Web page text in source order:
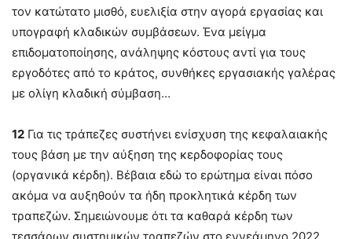
τον κατώτατο μισθό, ευελιξία στην αγορά εργασίας και
υπογραφή κλαδικών συμβάσεων. Ένα μείγμα
επιδοματοποίησης, ανάληψης κόστους αντί για τους
εργοδότες από το κράτος, συνθήκες εργασιακής γαλέρας
με ολίγη κλαδική σύμβαση…
12 Για τις τράπεζες συστήνει ενίσχυση της κεφαλαιακής
τους βάση με την αύξηση της κερδοφορίας τους
(οργανικά κέρδη). Βέβαια εδώ το ερώτημα είναι πόσο
ακόμα να αυξηθούν τα ήδη προκλητικά κέρδη των
τραπεζών. Σημειώνουμε ότι τα καθαρά κέρδη των